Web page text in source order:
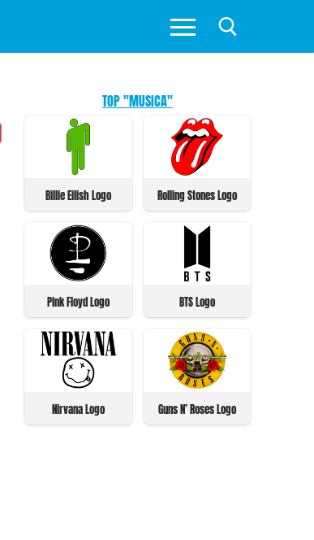
TOP "MUSICA"
Billie Eilish Logo Rolling Stones Logo
Pink Floyd Logo BTS Logo
Nirvana Logo Guns N’ Roses Logo